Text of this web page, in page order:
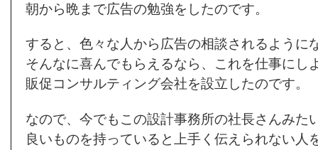
朝から晩まで広告の勉強をしたのです。
すると、色々な人から広告の相談されるように
そんなに喜んでもらえるなら、これを仕事にし
販促コンサルティング会社を設立したのです。
なので、今でもこの設計事務所の社長さんみた
良いものを持っていると上手く伝えられない人